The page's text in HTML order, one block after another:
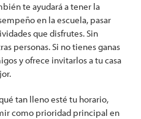
te ayudará a tener la
en la escuela, pasar
que disfrutes. Sin
personas. Si no tienes ganas
y ofrece invitarlos a tu casa
tan lleno esté tu horario,
como prioridad principal en